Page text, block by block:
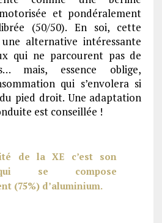
et pondéralement
(50/50). En soi, cette
alternative intéressante
qui ne parcourent pas de
mais, essence oblige,
qui s’envolera si
pied droit. Une adaptation
est conseillée !
de la XE c’est son
se compose
(75%) d’aluminium.